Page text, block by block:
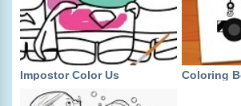
Impostor Color Us